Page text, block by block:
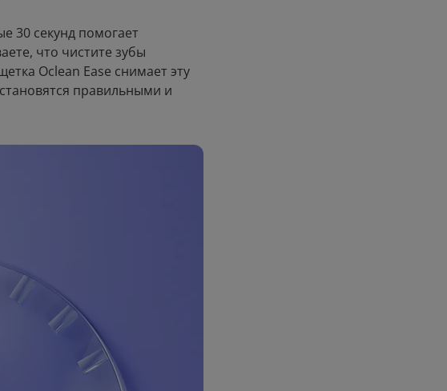
30 секунд помогает
что чистите зубы
Oclean Ease снимает эту
правильными и